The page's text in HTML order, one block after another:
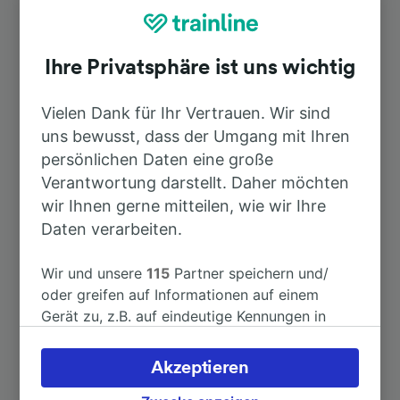
Nach Bordeaux St-Jean 1h 49min
Nach Toulon 9h 58min
Nach Antwerpen-Centraal 8h 21min
Weitere Verbindungen sehen
Ihre Privatsphäre ist uns wichtig
Vielen Dank für Ihr Vertrauen. Wir sind
uns bewusst, dass der Umgang mit Ihren
persönlichen Daten eine große
Verantwortung darstellt. Daher möchten
wir Ihnen gerne mitteilen, wie wir Ihre
Daten verarbeiten.
Wir und unsere115 Partner speichern und/
oder greifen auf Informationen auf einem
Gerät zu, z.B. auf eindeutige Kennungen in
verarbeiten. Sie können Ihre Präferenzen
akzeptieren oder verwalten, einschließlich
Akzeptieren